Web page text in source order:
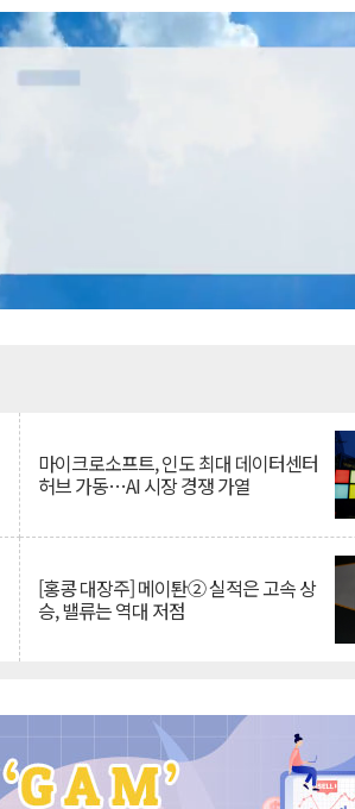
마이크로소프트, 인도 최대 데이터센터
허브 가동…AI 시장 경쟁 가열
[홍콩 대장주] 메이퇀② 실적은 고속 상
승, 밸류는 역대 저점